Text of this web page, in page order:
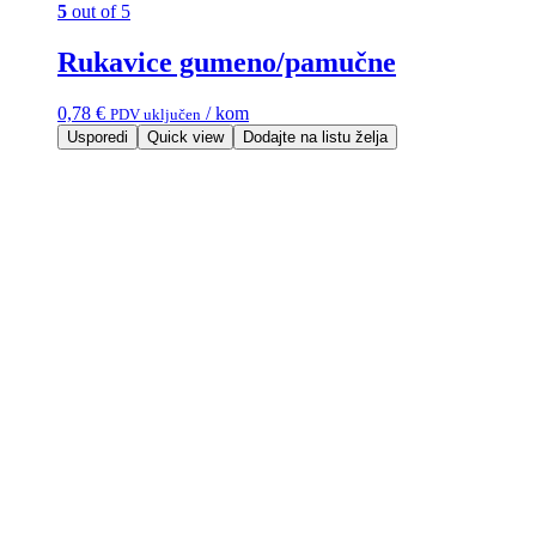
5 out of 5
Rukavice gumeno/pamučne
0,78 € PDV uključen / kom
Usporedi Quick view Dodajte na listu želja